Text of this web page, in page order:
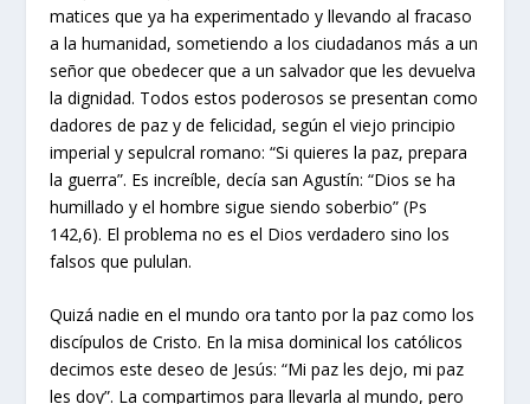
matices que ya ha experimentado y llevando al fracaso
a la humanidad, sometiendo a los ciudadanos más a un
señor que obedecer que a un salvador que les devuelva
la dignidad. Todos estos poderosos se presentan como
dadores de paz y de felicidad, según el viejo principio
imperial y sepulcral romano: “Si quieres la paz, prepara
la guerra”. Es increíble, decía san Agustín: “Dios se ha
humillado y el hombre sigue siendo soberbio” (Ps
142,6). El problema no es el Dios verdadero sino los
falsos que pululan.
Quizá nadie en el mundo ora tanto por la paz como los
discípulos de Cristo. En la misa dominical los católicos
decimos este deseo de Jesús: “Mi paz les dejo, mi paz
les doy”. La compartimos para llevarla al mundo, pero